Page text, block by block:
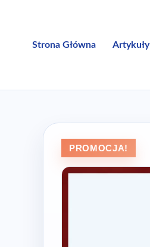
Strona Główna Artykuły
PROMOCJA!